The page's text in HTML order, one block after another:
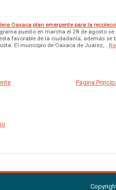
Oaxaca plan emergente para la
puesto en marcha el 28 de agosto
favorable de la ciudadanía; además se
El municipio de Oaxaca de Juárez,…
Página